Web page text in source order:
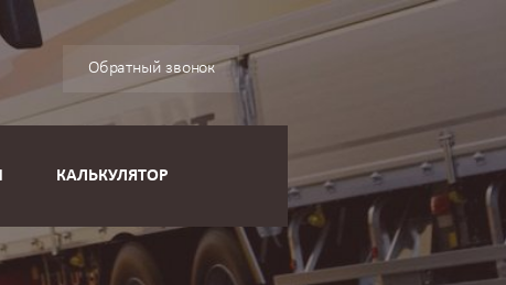
Обратный звонок
КАЛЬКУЛЯТОР